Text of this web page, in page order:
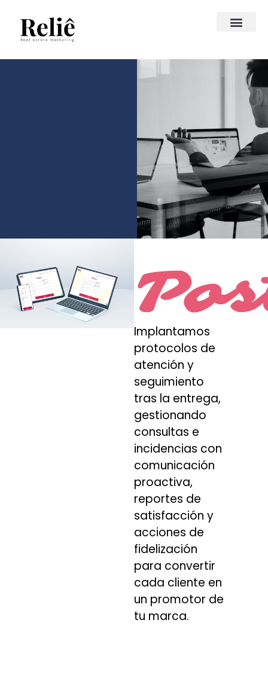
Implantamos
protocolos de
atención y
seguimiento
tras la entrega,
gestionando
consultas e
incidencias con
comunicación
proactiva,
reportes de
satisfacción y
acciones de
fidelización
para convertir
cada cliente en
un promotor de
tu marca.